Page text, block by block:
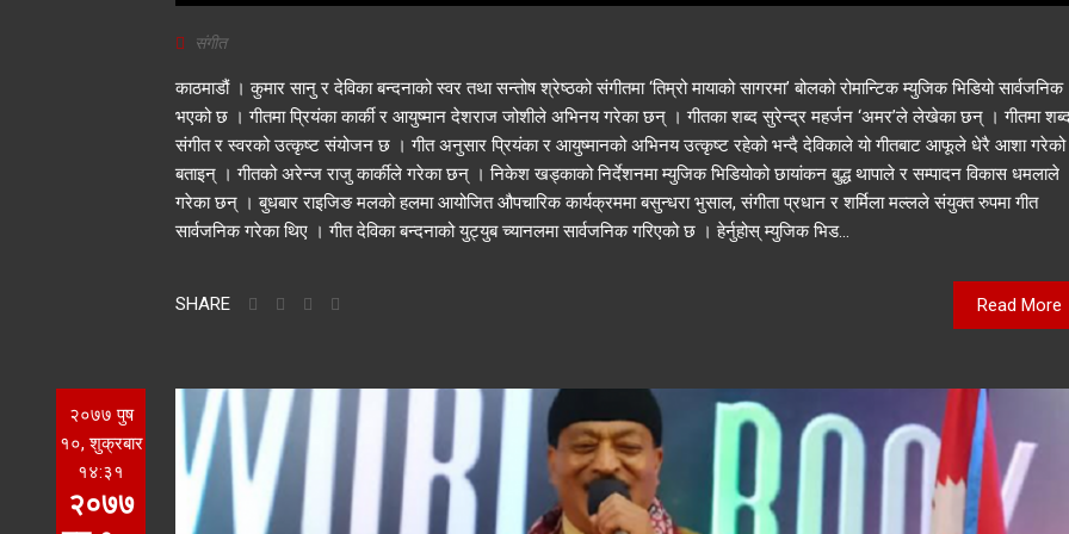
संगीत
काठमाडौं । कुमार सानु र देविका बन्दनाको स्वर तथा सन्तोष श्रेष्ठको संगीतमा ‘तिम्रो मायाको सागरमा’ बोलको रोमान्टिक म्युजिक भिडियो सार्वजनिक
भएको छ । गीतमा प्रियंका कार्की र आयुष्मान देशराज जोशीले अभिनय गरेका छन् । गीतका शब्द सुरेन्द्र महर्जन ‘अमर’ले लेखेका छन् । गीतमा
संगीत र स्वरको उत्कृष्ट संयोजन छ । गीत अनुसार प्रियंका र आयुष्मानको अभिनय उत्कृष्ट रहेको भन्दै देविकाले यो गीतबाट आफूले धेरै आशा गरेको
बताइन् । गीतको अरेन्ज राजु कार्कीले गरेका छन् । निकेश खड्काको निर्देशनमा म्युजिक भिडियोको छायांकन बुद्ध थापाले र सम्पादन विकास धमलाले
गरेका छन् । बुधबार राइजिङ मलको हलमा आयोजित औपचारिक कार्यक्रममा बसुन्धरा भुसाल, संगीता प्रधान र शर्मिला मल्लले संयुक्त रुपमा गीत
सार्वजनिक गरेका थिए । गीत देविका बन्दनाको युट्युब च्यानलमा सार्वजनिक गरिएको छ । हेर्नुहोस् म्युजिक भिड...
Read More
SHARE
२०७७ पुष
१०, शुक्रबार
१४:३१
२०७७